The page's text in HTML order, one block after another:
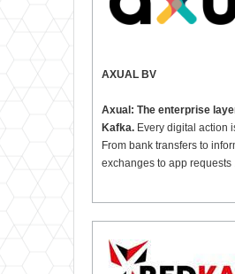
AXUAL BV
Axual: The enterprise
Kafka. Every digital action
From bank transfers to
exchanges to app requests